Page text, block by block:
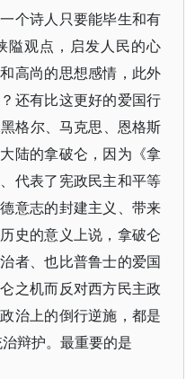
个诗人只要能毕生和有
隘观点，启发人民的心
高尚的思想感情，此外
还有比这更好的爱国行
格尔、马克思、恩格斯
陆的拿破仑，因为《拿
代表了宪政民主和平等
意志的封建主义、带来
史的意义上说，拿破仑
者、也比普鲁士的爱国
之机而反对西方民主政
治上的倒行逆施，都是
辩护。最重要的是